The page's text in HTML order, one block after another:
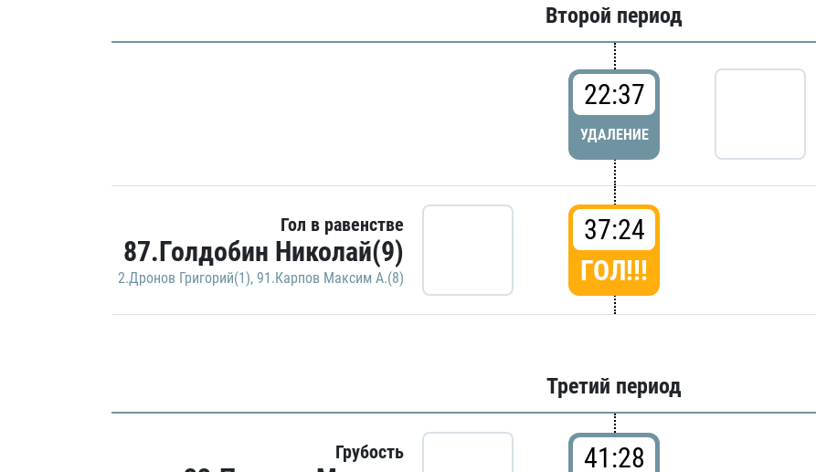
Второй период
22:37
УДАЛЕНИЕ
Гол в равенстве
87.Голдобин Николай(9)
2.Дронов Григорий(1), 91.Карпов Максим А.(8)
37:24
ГОЛ!!!
Третий период
Грубость 41:28